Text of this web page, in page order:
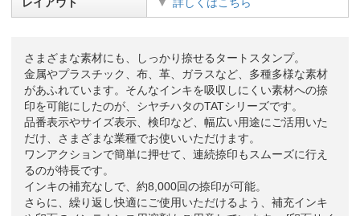
さまざまな素材にも、しっかり捺せるタートスタンプ。
金属やプラスチック、布、革、ガラスなど、多種多様な素材
があふれています。そんなインキを吸収しにくい素材への捺
印を可能にしたのが、シヤチハタのTATシリーズです。
品番表示やサイズ表示、検印など、幅広い用途にご活用いた
だけ、さまざまな業種でお使いいただけます。
ワンアクションで簡単に押せて、連続捺印もスムーズに行え
るのが特長です。
インキの補充なしで、約8,000回の捺印が可能。
さらに、繰り返し快適にご使用いただけるよう、補充インキ